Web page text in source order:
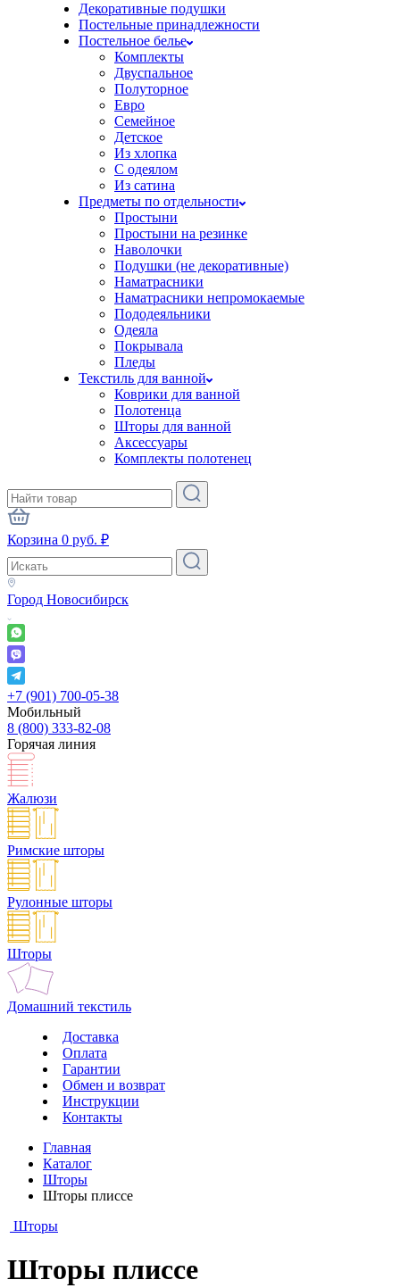
Декоративные подушки
Постельные принадлежности
Постельное белье
Комплекты
Двуспальное
Полуторное
Евро
Семейное
Детское
Из хлопка
С одеялом
Из сатина
Предметы по отдельности
Простыни
Простыни на резинке
Наволочки
Подушки (не декоративные)
Наматрасники
Наматрасники непромокаемые
Пододеяльники
Одеяла
Покрывала
Пледы
Текстиль для ванной
Коврики для ванной
Полотенца
Шторы для ванной
Аксессуары
Комплекты полотенец
Корзина 0 руб. ₽
Город Новосибирск
+7 (901) 700-05-38
Мобильный
8 (800) 333-82-08
Горячая линия
Жалюзи
Римские шторы
Рулонные шторы
Шторы
Домашний текстиль
Доставка
Оплата
Гарантии
Обмен и возврат
Инструкции
Контакты
Главная
Каталог
Шторы
Шторы плиссе
Шторы
Шторы плиссе